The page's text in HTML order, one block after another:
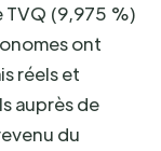
TVQ (9,975 %)
ont
réels et
auprès de
du